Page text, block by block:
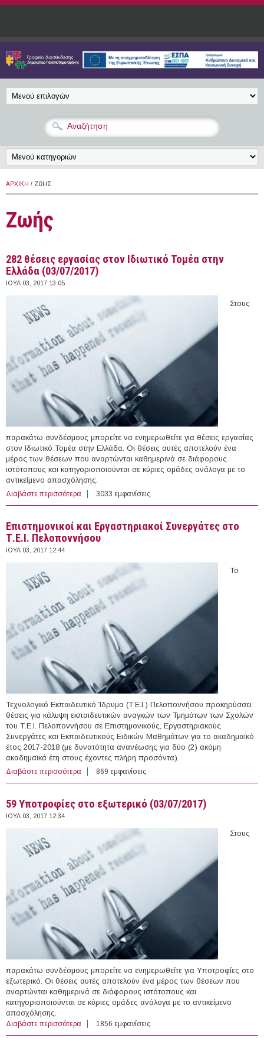
Παράκαμψη προς το κυρίως περιεχόμενο
ΑΡΧΙΚΉ / ΖΩΉΣ
Ζωής
282 θέσεις εργασίας στον Ιδιωτικό Τομέα στην
Ελλάδα (03/07/2017)
ΙΟΥΛ 03, 2017 13:05
Στους
παρακάτω συνδέσμους μπορείτε να ενημερωθείτε για θέσεις εργασίας
στον Ιδιωτικό Τομέα στην Ελλάδα. Οι θέσεις αυτές αποτελούν ένα
μέρος των θέσεων που αναρτώνται καθημερινά σε διάφορους
ιστότοπους και κατηγοριοποιούνται σε κύριες ομάδες ανάλογα με το
αντικείμενο απασχόλησης.
Διαβάστε περισσότερα για 282 θέσεις εργασίας στον Ιδιωτικό Τομέα στην
Ελλάδα (03/07/2017)
3033 εμφανίσεις
Επιστημονικοί και Εργαστηριακοί Συνεργάτες στο
Τ.Ε.Ι. Πελοποννήσου
ΙΟΥΛ 03, 2017 12:44
Το
Τεχνολογικό Εκπαιδευτικό Ίδρυμα (Τ.Ε.Ι.) Πελοποννήσου προκηρύσσει
θέσεις για κάλυψη εκπαιδευτικών αναγκών των Τμημάτων των Σχολών
του Τ.Ε.Ι. Πελοποννήσου σε Επιστημονικούς, Εργαστηριακούς
Συνεργάτες και Εκπαιδευτικούς Ειδικών Μαθημάτων για το ακαδημαϊκό
έτος 2017-2018 (με δυνατότητα ανανέωσης για δύο (2) ακόμη
ακαδημαϊκά έτη στους έχοντες πλήρη προσόντα).
Διαβάστε περισσότερα για Επιστημονικοί και Εργαστηριακοί Συνεργάτες στο
Τ.Ε.Ι. Πελοποννήσου
869 εμφανίσεις
59 Υποτροφίες στο εξωτερικό (03/07/2017)
ΙΟΥΛ 03, 2017 12:34
Στους
παρακάτω συνδέσμους μπορείτε να ενημερωθείτε για Υποτροφίες στο
εξωτερικό. Οι θέσεις αυτές αποτελούν ένα μέρος των θέσεων που
αναρτώνται καθημερινά σε διάφορους ιστότοπους και
κατηγοριοποιούνται σε κύριες ομάδες ανάλογα με το αντικείμενο
απασχόλησης.
Διαβάστε περισσότερα για 59 Υποτροφίες στο εξωτερικό (03/07/2017)
1856 εμφανίσεις